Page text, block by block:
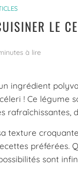
LE
à lire
ingrédient
! Ce légume
rafraîchissantes,
texture
préférées.
sont